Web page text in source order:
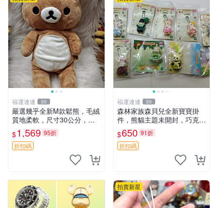
福運連連 30
嚴選幾乎全新M款鬆熊，毛絨
質地柔軟，尺寸30公分，做
工精緻可愛，適合收藏或贈送
親友。中古使用痕跡，手感依
然優良。 鬆熊 嬰熊 毛玩偶
$1,569 95折
折扣碼
福運連連 30
森林家族森貝兒全新寶寶掛
件，熊貓主題未開封，巧克力
兔牛奶兔郁金香兔貓吉娃娃嚴
選，適合收藏 熊貓 森林 寶寶
$650 91折
折扣碼
拍賣新星